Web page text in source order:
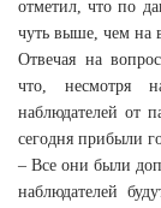
отметил, что по
чуть выше, чем на
Отвечая на
что, несмотря
наблюдателей от
сегодня прибыли
– Все они были
наблюдателей